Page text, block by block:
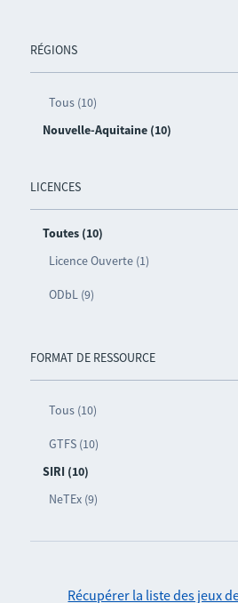
RÉGIONS
Tous (10)
Nouvelle-Aquitaine (10)
LICENCES
Toutes (10)
Licence Ouverte (1)
ODbL (9)
FORMAT DE RESSOURCE
Tous (10)
GTFS (10)
SIRI (10)
NeTEx (9)
Récupérer la liste des jeux